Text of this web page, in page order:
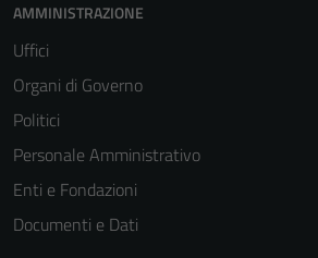
AMMINISTRAZIONE
Uffici
Organi di Governo
Politici
Personale Amministrativo
Enti e Fondazioni
Documenti e Dati